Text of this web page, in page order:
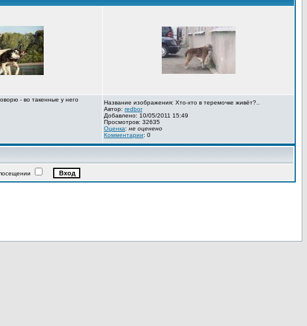
- во такенные у него
Название изображения: Хто-хто в теремочке живёт?..
Автор: redbor
Добавлено: 10/05/2011 15:49
Просмотров: 32635
Оценка: не оценено
Комментарии: 0